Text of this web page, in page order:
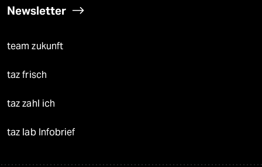
Newsletter
team zukunft
taz frisch
taz zahl ich
taz lab Infobrief